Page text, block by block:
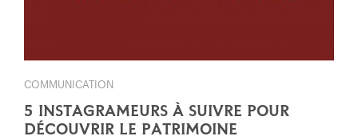
COMMUNICATION
5 INSTAGRAMEURS À SUIVRE POUR
DÉCOUVRIR LE PATRIMOINE